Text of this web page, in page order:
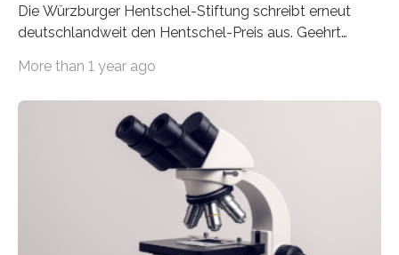
Die Würzburger Hentschel-Stiftung schreibt erneut
deutschlandweit den Hentschel-Preis aus. Geehrt
hochrangige wissenschaftliche Publikation zum Thema
Schlaganfall“ mit Sitz in Würzburg fördert die
Schlaganfallforschung, um die Behandlung der
Betroffenen zu verbessern. Dazu schreibt sie auch in
diesem Jahr wieder deutschlandweit den Hentschel-
Preis aus. Er richtet sich gezielt an jüngere
Forscherinnen und Forscher unter 40 Jahren. Geehrt
werden soll eine herausragende Doktorarbeit oder eine
More than 1 year ago